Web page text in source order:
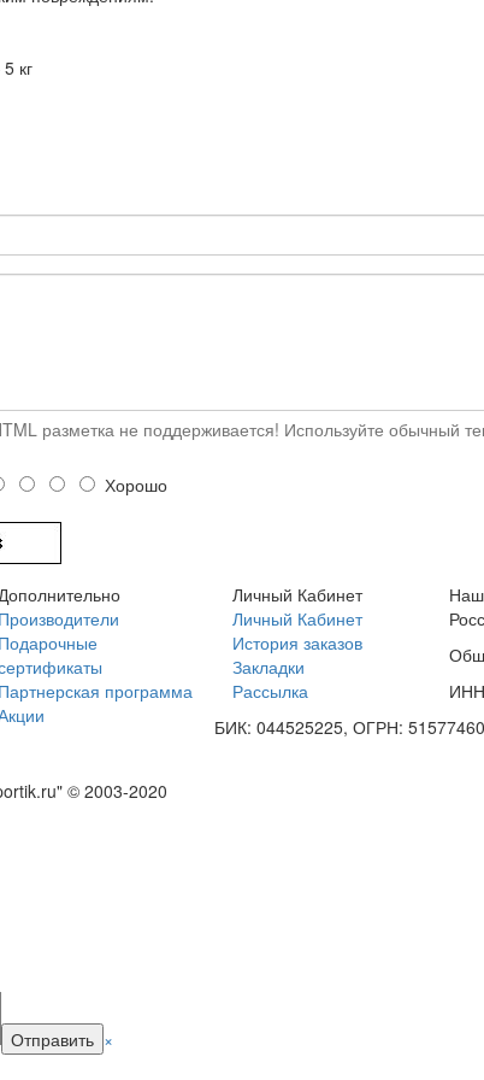
кг
разметка не поддерживается! Используйте обычный
Хорошо
Производители
Подарочные
Партнерская программа
Личный Кабинет
Личный Кабинет
История заказов
Закладки
Рассылка
БИК: 044525225, ОГРН:
© 2003-2020
Отправить ×